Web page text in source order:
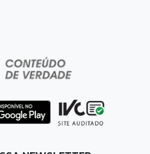
com Atlético-MG e segue
suspeito de sequestro
conhecido